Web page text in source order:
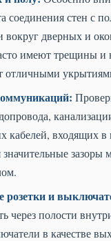
соединения стен с
вокруг дверных и
имеют трещины и
отличными
кабелей, входящих
значительные зазоры
розетки и
через полости
в качестве